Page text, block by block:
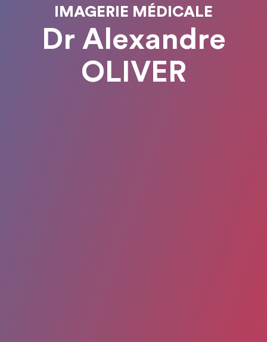
IMAGERIE MÉDICALE
Dr Alexandre
OLIVER